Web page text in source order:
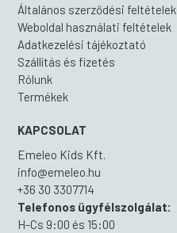
Általános szerződési feltételek
Weboldal használati feltételek
Adatkezelési tájékoztató
Szállítás és fizetés
Rólunk
Termékek
KAPCSOLAT
Emeleo Kids Kft.
info@emeleo.hu
+36 30 3307714
Telefonos ügyfélszolgálat:
H-Cs 9:00 és 15:00